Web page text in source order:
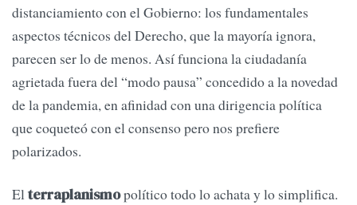
distanciamiento con el Gobierno: los fundamentales
aspectos técnicos del Derecho, que la mayoría ignora,
parecen ser lo de menos. Así funciona la ciudadanía
agrietada fuera del “modo pausa” concedido a la novedad
de la pandemia, en afinidad con una dirigencia política
que coqueteó con el consenso pero nos prefiere
polarizados.
Elterraplanismopolítico todo lo achata y lo simplifica.